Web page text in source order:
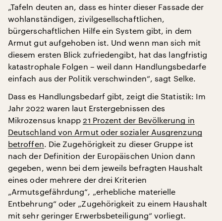
„Tafeln deuten an, dass es hinter dieser Fassade der
wohlanständigen, zivilgesellschaftlichen,
bürgerschaftlichen Hilfe ein System gibt, in dem
Armut gut aufgehoben ist. Und wenn man sich mit
diesem ersten Blick zufriedengibt, hat das langfristig
katastrophale Folgen – weil dann Handlungsbedarfe
einfach aus der Politik verschwinden“, sagt Selke.
Dass es Handlungsbedarf gibt, zeigt die Statistik: Im
Jahr 2022 waren laut Erstergebnissen des
Mikrozensus knapp 21 Prozent der Bevölkerung in
Deutschland von Armut oder sozialer Ausgrenzung
betroffen . Die Zugehörigkeit zu dieser Gruppe ist
nach der Definition der Europäischen Union dann
gegeben, wenn bei dem jeweils befragten Haushalt
eines oder mehrere der drei Kriterien
„Armutsgefährdung“, „erhebliche materielle
Entbehrung“ oder „Zugehörigkeit zu einem Haushalt
mit sehr geringer Erwerbsbeteiligung“ vorliegt.